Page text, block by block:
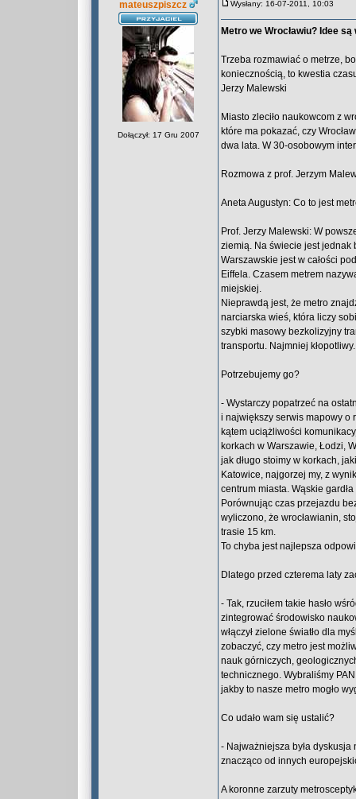
mateuszpiszcz
Dołączył: 17 Gru 2007
Wysłany: 16-07-2011, 10:03
Metro we Wrocławiu? Idee
Trzeba rozmawiać o metrze,
koniecznością, to kwestia
Jerzy Malewski
Miasto zleciło naukowcom z
które ma pokazać, czy
dwa lata. W 30-osobowym
Rozmowa z prof. Jerzym
Aneta Augustyn: Co to jest
Prof. Jerzy Malewski: W
ziemią. Na świecie jest jednak
Warszawskie jest w całości
Eiffela. Czasem metrem
miejskiej.
Nieprawdą jest, że metro
narciarska wieś, która liczy
szybki masowy bezkolizyjny
transportu. Najmniej kłopotliwy.
Potrzebujemy go?
- Wystarczy popatrzeć na
i największy serwis mapowy o
kątem uciążliwości
korkach w Warszawie, Łodzi,
jak długo stoimy w korkach,
Katowice, najgorzej my, z
centrum miasta. Wąskie
Porównując czas przejazdu
wyliczono, że wrocławianin,
trasie 15 km.
To chyba jest najlepsza
Dlatego przed czterema laty
- Tak, rzuciłem takie hasło
zintegrować środowisko
włączył zielone światło dla
zobaczyć, czy metro jest
nauk górniczych,
technicznego. Wybraliśmy
jakby to nasze metro mogło
Co udało wam się ustalić?
- Najważniejsza była
znacząco od innych
A koronne zarzuty